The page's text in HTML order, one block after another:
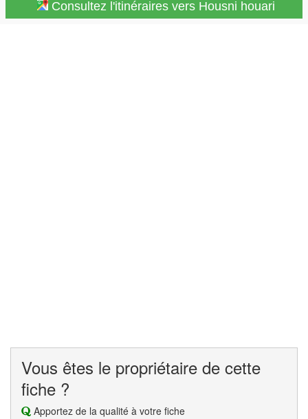
Consultez l'itinéraires vers Housni houari
Vous êtes le propriétaire de cette
fiche ?
Apportez de la qualité à votre fiche